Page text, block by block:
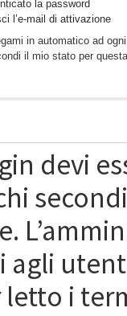
la password
l’e-mail di attivazione
in automatico ad
il mio stato per
devi
agli
i